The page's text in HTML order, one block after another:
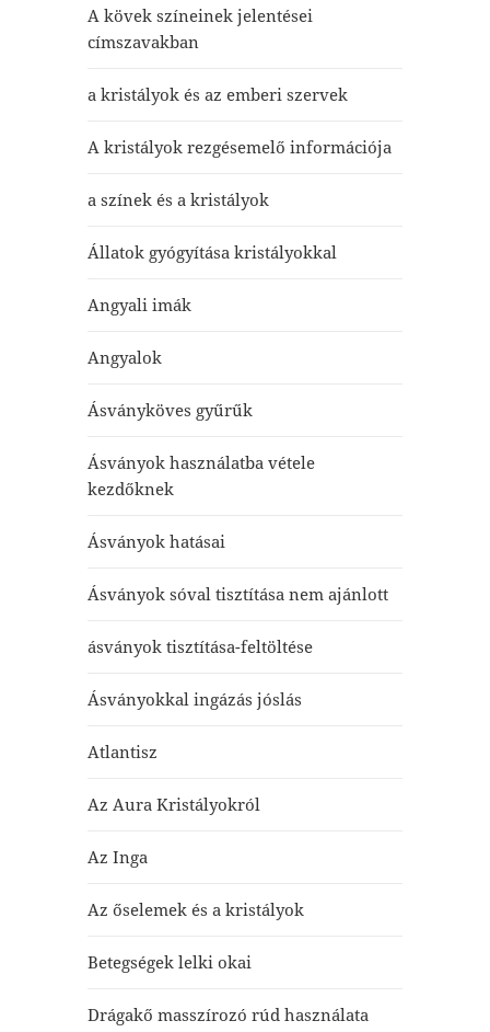
A kövek színeinek jelentései
címszavakban
a kristályok és az emberi szervek
A kristályok rezgésemelő információja
a színek és a kristályok
Állatok gyógyítása kristályokkal
Angyali imák
Angyalok
Ásványköves gyűrűk
Ásványok használatba vétele
kezdőknek
Ásványok hatásai
Ásványok sóval tisztítása nem ajánlott
ásványok tisztítása-feltöltése
Ásványokkal ingázás jóslás
Atlantisz
Az Aura Kristályokról
Az Inga
Az őselemek és a kristályok
Betegségek lelki okai
Drágakő masszírozó rúd használata